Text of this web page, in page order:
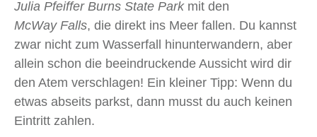
Julia Pfeiffer Burns State Parkmit den
McWay Falls, die direkt ins Meer fallen. Du kannst
zwar nicht zum Wasserfall hinunterwandern, aber
allein schon die beeindruckende Aussicht wird dir
den Atem verschlagen! Ein kleiner Tipp: Wenn du
etwas abseits parkst, dann musst du auch keinen
Eintritt zahlen.